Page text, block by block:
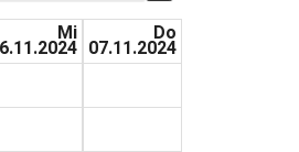
Mi Do
07.11.2024